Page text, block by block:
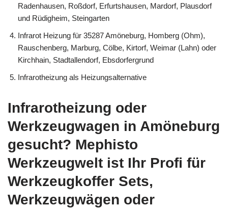
Radenhausen, Roßdorf, Erfurtshausen, Mardorf, Plausdorf
und Rüdigheim, Steingarten
Infrarot Heizung für 35287 Amöneburg, Homberg (Ohm),
Rauschenberg, Marburg, Cölbe, Kirtorf, Weimar (Lahn) oder
Kirchhain, Stadtallendorf, Ebsdorfergrund
Infrarotheizung als Heizungsalternative
Infrarotheizung oder
Werkzeugwagen in Amöneburg
gesucht? Mephisto
Werkzeugwelt ist Ihr Profi für
Werkzeugkoffer Sets,
Werkzeugwägen oder